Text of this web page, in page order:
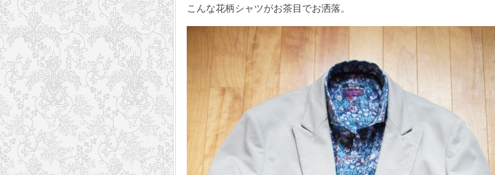
こんな花柄シャツがお茶目でお洒落。